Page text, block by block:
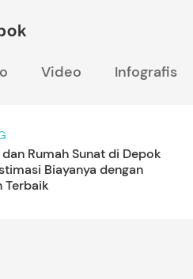
Video Infografis
Rumah Sunat di Depok
Biayanya dengan
Terbaik